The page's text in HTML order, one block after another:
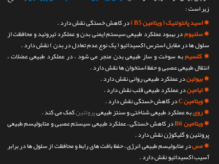
زیر است :
✵ اسید پانتوتنیک ( ویتامین B5 )
در کاهش خستگی نقش دارد .
✵ سلنیومدر بهبود عملکرد طبیعی سیستم ایمنی بدن و عملکرد تیروئید و محافظت از
سلول ها در مقابل استرس اکسیداتیو ( یک نوع عدم تعادل در بدن ) نقش دارد .
✵ کلسیمبه سوخت و ساز طبیعی بدن منجر می شود ، در عملکرد طبیعی عضلات ،
انتقال طبیعی عصبی و حفظ استخوان ها نقش دارد .
✵ بیوتیندر عملکرد طبیعی روانی نقش دارد .
✵ تیامیندر عملکرد طبیعی قلب نقش دارد .
✵ ویتامین C در کاهش خستگی نقش دارد .
✵ رویبه عملکرد طبیعی شناختی و سنتز طبیعیپروتئینکمک می کند .
✵ ویتامین B6
در کاهش خستگی ، عملکرد طبیعی سیستم عصبی و متابولیسم طبیعی
پروتئین و گلیکوژن نقش دارد .
✵ مسدر متابولیسم طبیعی انرژی ، حفظ بافت های رابط و محافظت از سلول ها در برابر
آسیب اکسیداتیو نقش دارد .